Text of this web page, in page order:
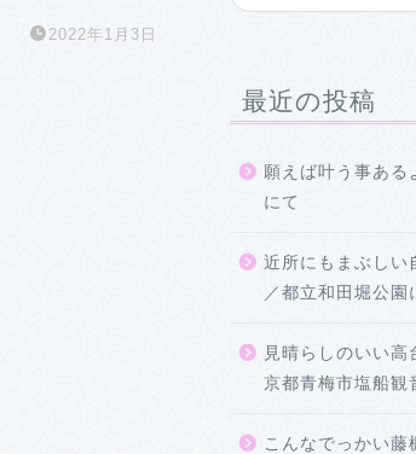
2022年1月3日
最近の投稿
願えば叶う事ある
にて
近所にもまぶしい
／都立和田堀公園
見晴らしのいい高
京都青梅市塩船観
こんなでっかい藤